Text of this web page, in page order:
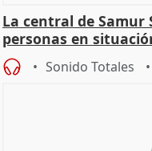
La central de Samur
personas en
de Calor
Sonido Totales